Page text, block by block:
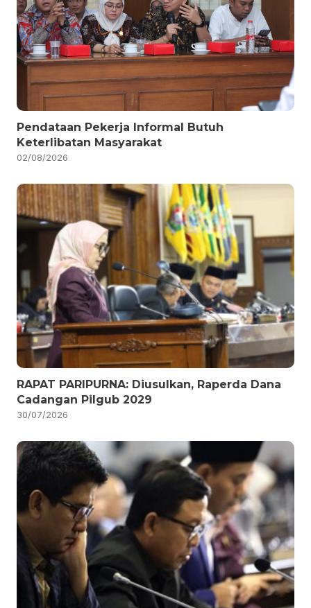
Pendataan Pekerja Informal Butuh
Keterlibatan Masyarakat
02/08/2026
RAPAT PARIPURNA: Diusulkan, Raperda Dana
Cadangan Pilgub 2029
30/07/2026